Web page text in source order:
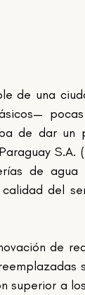
de una
de dar
de
del
de
superior a